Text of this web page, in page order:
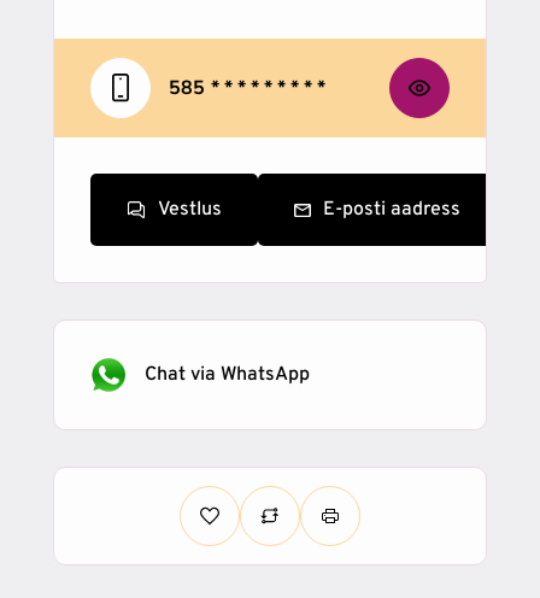
585 * * * * * * * * *
Vestlus E-posti aadress
Chat via WhatsApp